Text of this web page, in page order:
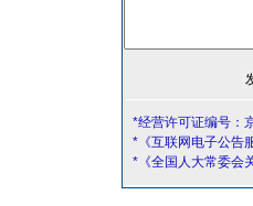
*经营许可证编号：
*《互联网电子公告
*《全国人大常委会